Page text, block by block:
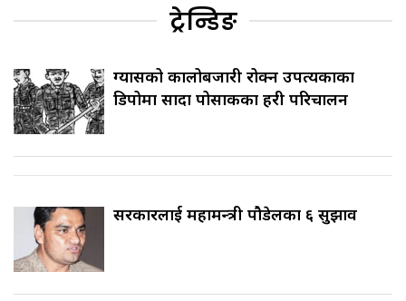
ट्रेन्डिङ
ग्यासको कालोबजारी रोक्न उपत्यकाका
डिपोमा सादा पोसाकका प्रहरी परिचालन
सरकारलाई महामन्त्री पौडेलका ६ सुझाव